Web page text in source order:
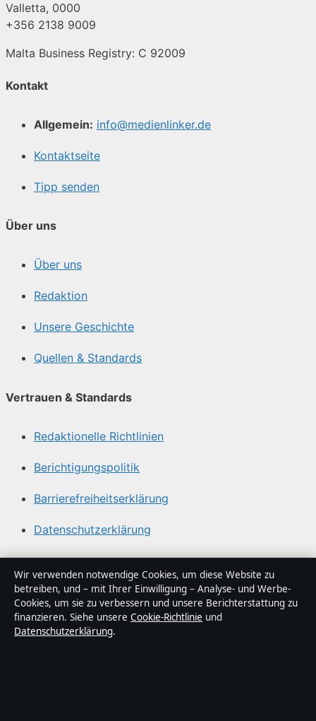
Valletta, 0000
+356 2138 9009
Malta Business Registry: C 92009
Kontakt
Allgemein: info@medienlinker.de
Kontaktseite
Tipp senden
Über uns
Über uns
Redaktion
Unsere Geschichte
Quellen & Standards
Vertrauen & Standards
Redaktionelle Richtlinien
Berichtigungspolitik
Barrierefreiheitserklärung
Datenschutzerklärung
Über Medienlinker in Kürze
Medienlinker ist ein unabhängiger digitaler
Nachrichtenanbieter mit Fokus auf Politik, Wirtschaft,
Technik und Gesellschaft in Deutschland. Jeder Artikel
Wir verwenden notwendige Cookies, um diese Website zu
betreiben, und – mit Ihrer Einwilligung – Analyse- und Werbe-
Cookies, um sie zu verbessern und unsere Berichterstattung zu
finanzieren. Siehe unsere Cookie-Richtlinie und
Datenschutzerklärung.